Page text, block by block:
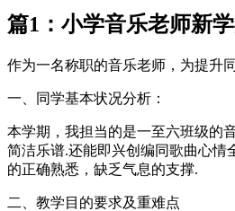
篇1：小学音乐老师新
作为一名称职的音乐老师，为提升
一、同学基本状况分析：
本学期，我担当的是一至六班级的
简洁乐谱.还能即兴创编同歌曲心情
的正确熟悉，缺乏气息的支撑.
二、教学目的要求及重难点